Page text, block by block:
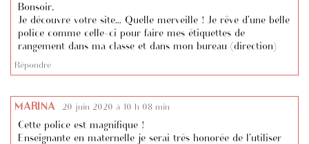
Bonsoir,
Je découvre votre site… Quelle merveille ! Je rêve d’une belle
police comme celle-ci pour faire mes étiquettes de
rangement dans ma classe et dans mon bureau (direction)
Répondre
MARINA 20 juin 2020 à 10 h 08 min
Cette police est magnifique !
Enseignante en maternelle je serai très honorée de l’utiliser